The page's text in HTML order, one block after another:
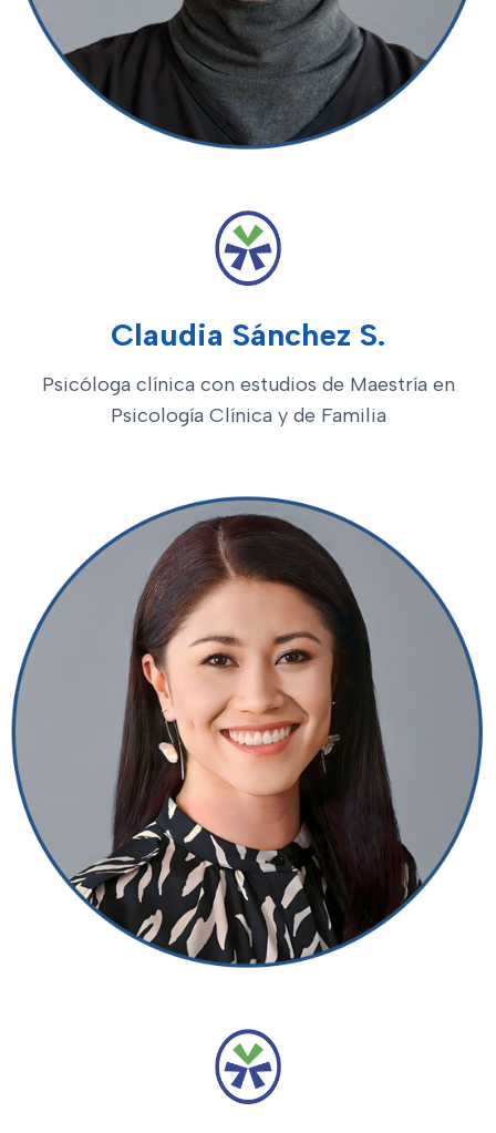
Claudia Sánchez S.
Psicóloga clínica con estudios de Maestría en
Psicología Clínica y de Familia